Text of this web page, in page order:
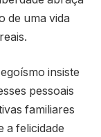
de uma vida
insiste
pessoais
familiares
a felicidade